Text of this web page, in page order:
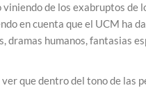
viniendo de los exabruptos de
en cuenta que el UCM ha
dramas humanos, fantasias
que dentro del tono de las